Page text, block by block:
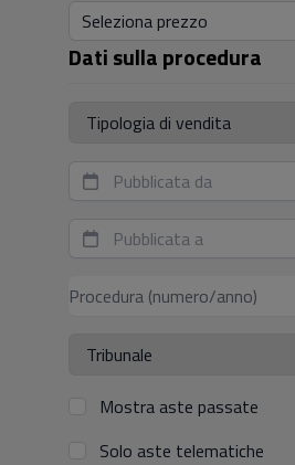
Seleziona prezzo
Dati sulla procedura
Tipologia di vendita
Mostra aste passate
Solo aste telematiche